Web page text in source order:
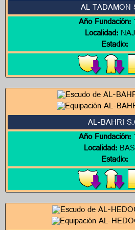
AL TADAMON
Año Fundación:
Localidad:
Estadio:
AL-BAHRI
Año Fundación:
Localidad:
Estadio: